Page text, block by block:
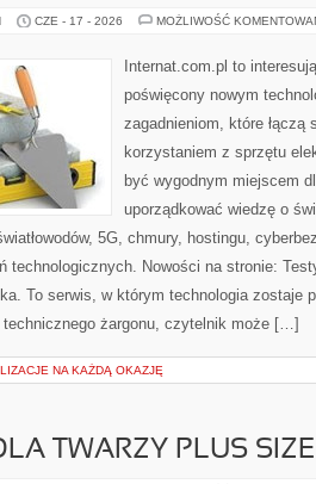
CZE - 17 - 2026 MOŻLIWOŚĆ
Internat.com.pl to
poświęcony nowym
zagadnieniom, które łączą
korzystaniem z sprzętu
być wygodnym miejscem
uporządkować wiedzę o
5G, chmury, hostingu,
technologicznych. Nowości na stronie:
To serwis, w którym technologia zostaje
technicznego żargonu, czytelnik może […]
NA KAŻDĄ OKAZJĘ
TWARZY PLUS SIZE